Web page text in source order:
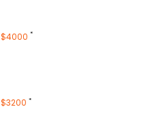
$4000 *
$3200 *